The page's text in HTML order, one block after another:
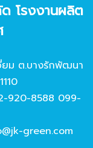
โรงงานผลิต
ยม ต.บางรักพัฒนา
920-8588 099-
green.com